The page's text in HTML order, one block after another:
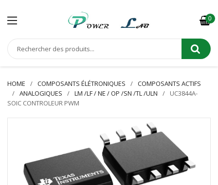
0
HOME COMPOSANTS ÉLÉTRONIQUES
COMPOSANTS ACTIFS
ANALOGIQUES
LM /LF / NE / OP /SN /TL /ULN
UC3844A-
SOIC CONTROLEUR PWM